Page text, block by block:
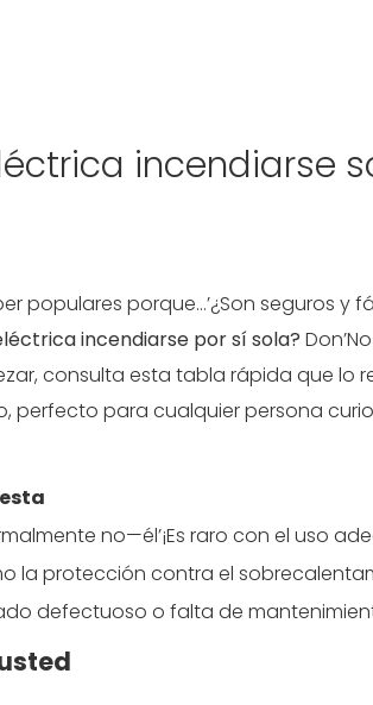
incendiarse
populares porque...’¿Son seguros y
incendiarse por sí sola?
consulta esta tabla rápida que lo
perfecto para cualquier persona
no—él’¡Es raro con el uso
la protección contra el
defectuoso o falta de